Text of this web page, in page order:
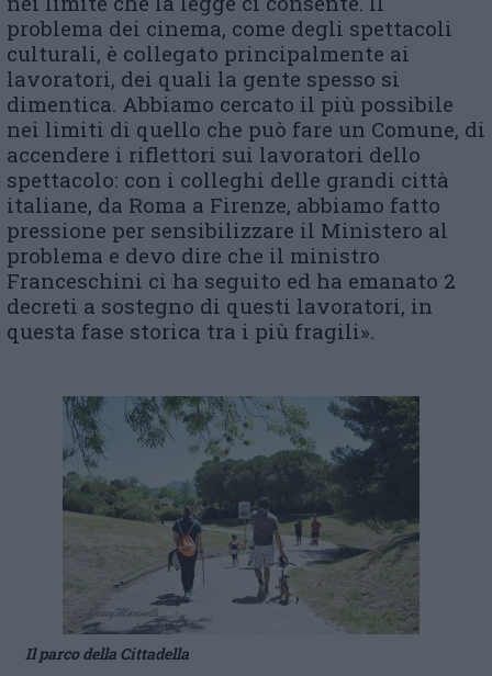
problema dei cinema, come degli spettacoli
culturali, è collegato principalmente ai
lavoratori, dei quali la gente spesso si
dimentica. Abbiamo cercato il più possibile
nei limiti di quello che può fare un Comune, di
accendere i riflettori sui lavoratori dello
spettacolo: con i colleghi delle grandi città
italiane, da Roma a Firenze, abbiamo fatto
pressione per sensibilizzare il Ministero al
problema e devo dire che il ministro
Franceschini ci ha seguito ed ha emanato 2
decreti a sostegno di questi lavoratori, in
questa fase storica tra i più fragili».
Il parco della Cittadella